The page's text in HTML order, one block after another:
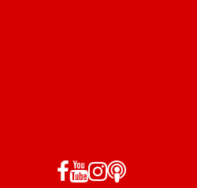
Facebook
YouTube
Instagram
Podd